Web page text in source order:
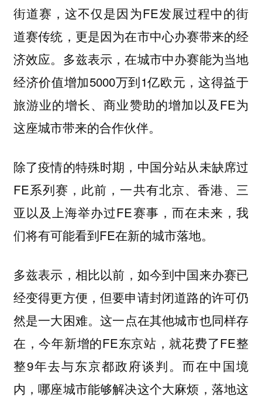
街道赛，这不仅是因为FE发展过程中的街
道赛传统，更是因为在市中心办赛带来的经
济效应。多兹表示，在城市中办赛能为当地
经济价值增加5000万到1亿欧元，这得益于
旅游业的增长、商业赞助的增加以及FE为
这座城市带来的合作伙伴。
除了疫情的特殊时期，中国分站从未缺席过
FE系列赛，此前，一共有北京、香港、三
亚以及上海举办过FE赛事，而在未来，我
们将有可能看到FE在新的城市落地。
多兹表示， 相比以前，如今到中国来办赛已
经变得更方便，但要申请封闭道路的许可仍
然是一大困难。这一点在其他城市也同样存
在，今年新增的FE东京站，就花费了FE整
整9年去与东京都政府谈判。而在中国境
内，哪座城市能够解决这个大麻烦，落地这